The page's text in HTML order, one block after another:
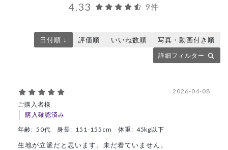
4.33 9件
詳細フィルター
日付順 ↓ 評価順 いいね数順 写真・動画付き順
ご購入者様
購入確認済み
2026-04-08
年齢: 50代 身長: 151-155cm 体重: 45kg以下
生地が立派だと思います。未だ着ていません。